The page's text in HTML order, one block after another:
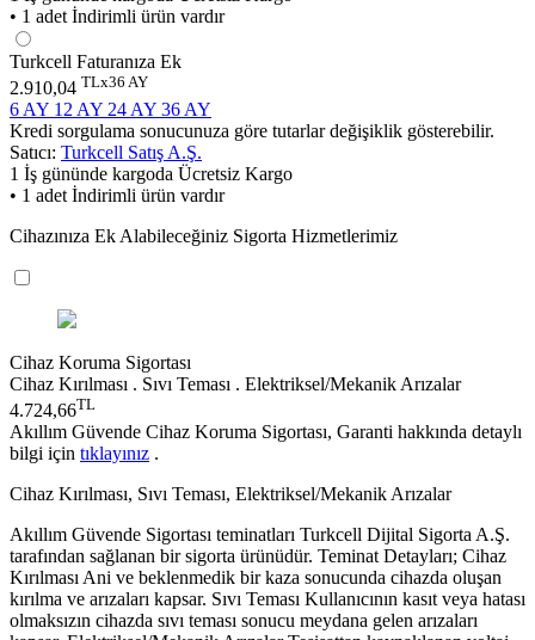
• 1 adet İndirimli ürün vardır
Turkcell Faturanıza Ek
2.910,04 TLx36 AY
6 AY 12 AY 24 AY 36 AY
Kredi sorgulama sonucunuza göre tutarlar değişiklik gösterebilir.
Satıcı: Turkcell Satış A.Ş.
1 İş gününde kargoda Ücretsiz Kargo
• 1 adet İndirimli ürün vardır
Cihazınıza Ek Alabileceğiniz Sigorta Hizmetlerimiz
Cihaz Koruma Sigortası
Cihaz Kırılması . Sıvı Teması . Elektriksel/Mekanik Arızalar
4.724,66TL
Akıllım Güvende Cihaz Koruma Sigortası, Garanti hakkında detaylı
bilgi için tıklayınız .
Cihaz Kırılması, Sıvı Teması, Elektriksel/Mekanik Arızalar
Akıllım Güvende Sigortası teminatları Turkcell Dijital Sigorta A.Ş.
tarafından sağlanan bir sigorta ürünüdür. Teminat Detayları; Cihaz
Kırılması Ani ve beklenmedik bir kaza sonucunda cihazda oluşan
kırılma ve arızaları kapsar. Sıvı Teması Kullanıcının kasıt veya hatası
olmaksızın cihazda sıvı teması sonucu meydana gelen arızaları